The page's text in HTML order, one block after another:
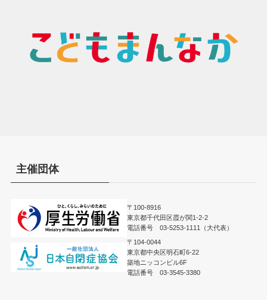
主催団体
〒100-8916
東京都千代田区霞が関1-2-2
電話番号 03-5253-1111（大代表）
〒104-0044
東京都中央区明石町6-22
築地ニッコンビル6F
電話番号 03-3545-3380